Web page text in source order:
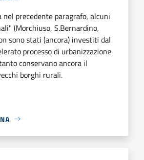
nel precedente paragrafo, alcuni
(Morchiuso, S.Bernardino,
sono stati (ancora) investiti dal
processo di urbanizzazione
conservano ancora il
borghi rurali.